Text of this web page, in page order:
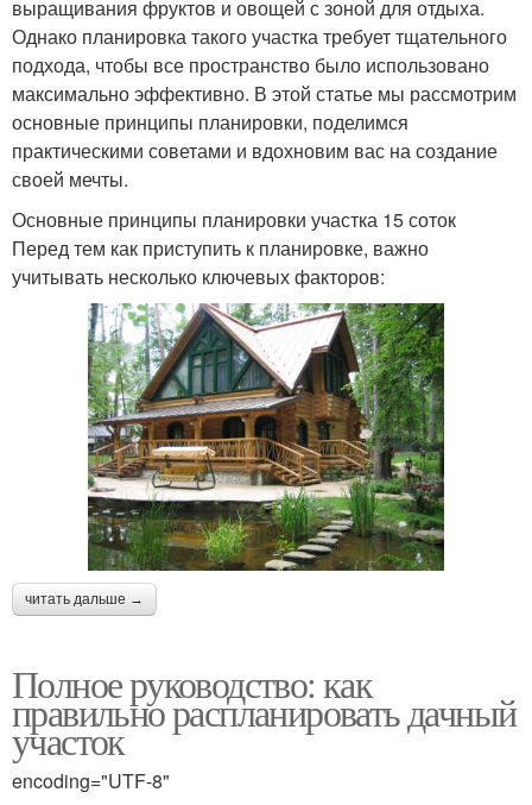
выращивания фруктов и овощей с зоной для отдыха.
Однако планировка такого участка требует тщательного
подхода, чтобы все пространство было использовано
максимально эффективно. В этой статье мы рассмотрим
основные принципы планировки, поделимся
практическими советами и вдохновим вас на создание
своей мечты.
Основные принципы планировки участка 15 соток
Перед тем как приступить к планировке, важно
учитывать несколько ключевых факторов:
читать дальше →
Полное руководство: как
правильно распланировать дачный
участок
encoding="UTF-8"